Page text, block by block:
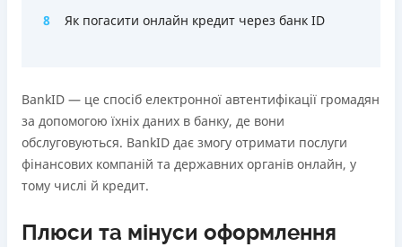
Онлайн (через сайт або інтернет-банкінг)
Ліцензія переоформлена 27.03.2024 р.
Вся інформація про кредит
ОТРИМАТИ ПОЗИКУ
Переваги
Швидкий онлайн кредит на банківську картку без
застави та поручителів;
Процес повністю автоматизований і займає до 5
хвилин;
Видача коштів відбувається цілодобово по всій
Верифікація BankID.
8
Як погасити онлайн кредит через банк ID
BankID — це спосіб електронної автентифікації громадян
за допомогою їхніх даних в банку, де вони
обслуговуються. BankID дає змогу отримати послуги
фінансових компаній та державних органів онлайн, у
тому числі й кредит.
Плюси та мінуси оформлення